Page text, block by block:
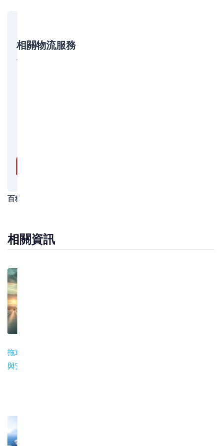
相關物流服務
博豐物流提供以下相關服務，歡迎諮詢：
百科類別
相關資訊
拖車裝箱操作規範
與安全指南